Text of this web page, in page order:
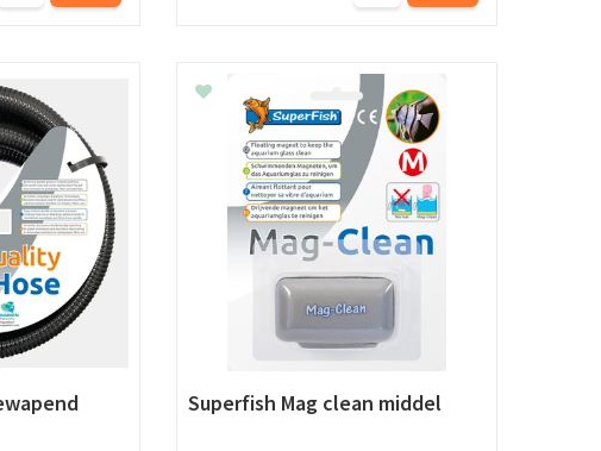
Superfish Mag clean middel